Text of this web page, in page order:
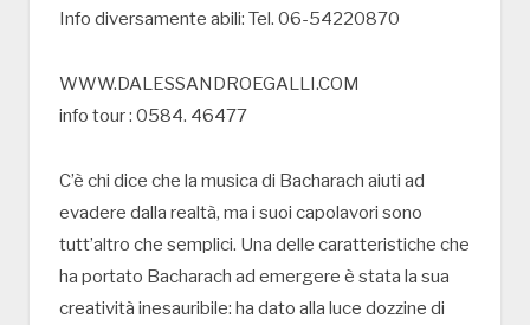
Info diversamente abili: Tel. 06-54220870
WWW.DALESSANDROEGALLI.COM
info tour : 0584. 46477
C’è chi dice che la musica di Bacharach aiuti ad
evadere dalla realtà, ma i suoi capolavori sono
tutt’altro che semplici. Una delle caratteristiche che
ha portato Bacharach ad emergere è stata la sua
creatività inesauribile: ha dato alla luce dozzine di